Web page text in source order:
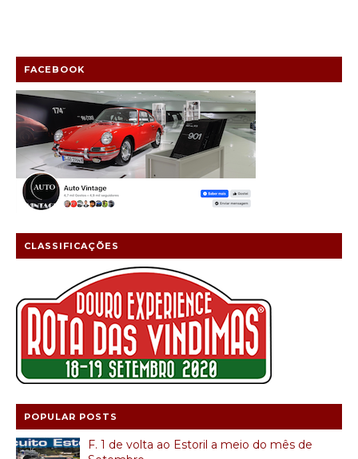
FACEBOOK
CLASSIFICAÇÕES
POPULAR POSTS
F. 1 de volta ao Estoril a meio do mês de